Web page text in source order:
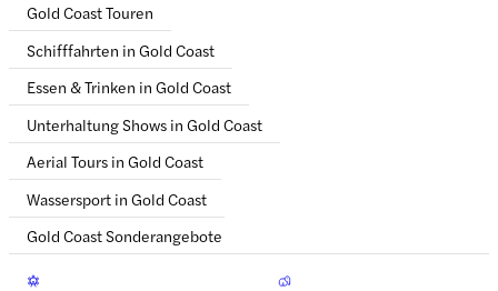
Gold Coast Touren
Schifffahrten in Gold Coast
Essen & Trinken in Gold Coast
Unterhaltung Shows in Gold Coast
Aerial Tours in Gold Coast
Wassersport in Gold Coast
Gold Coast Sonderangebote